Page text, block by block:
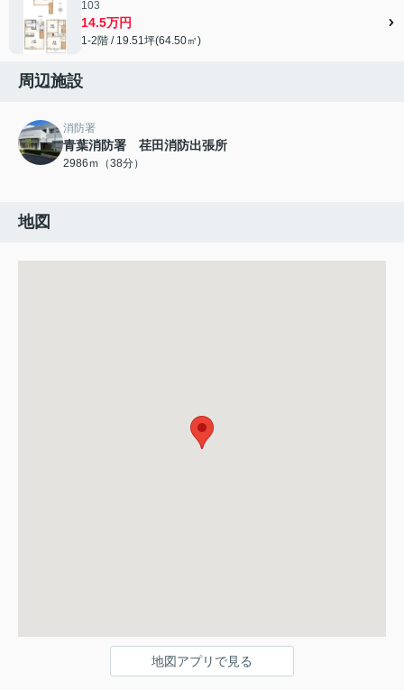
103
14.5万円
1-2階 / 19.51坪(64.50㎡)
周辺施設
消防署
青葉消防署 荏田消防出張所
2986ｍ（38分）
地図
地図アプリで見る